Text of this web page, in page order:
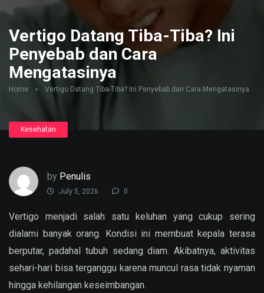
Vertigo Datang Tiba-Tiba? Ini
Penyebab dan Cara
Mengatasinya
Home » Vertigo Datang Tiba-Tiba? Ini Penyebab dan Cara Mengatasinya
Kesehatan
by Penulis
July 5, 2026 0
Vertigo menjadi salah satu keluhan yang cukup sering
dialami banyak orang. Kondisi ini membuat kepala terasa
berputar, padahal tubuh sedang diam. Akibatnya, aktivitas
sehari-hari bisa terganggu karena muncul rasa tidak nyaman
hingga kehilangan keseimbangan.